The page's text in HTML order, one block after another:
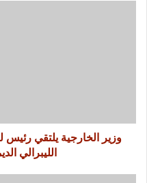
وزير الخارجية يلتقي رئيس
الليبرالي